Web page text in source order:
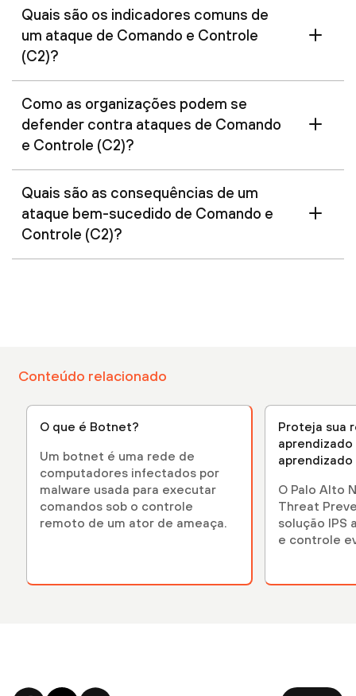
Quais são os indicadores comuns de
um ataque de Comando e Controle
(C2)?
Como as organizações podem se
defender contra ataques de Comando
e Controle (C2)?
Quais são as consequências de um
ataque bem-sucedido de Comando e
Controle (C2)?
Conteúdo relacionado
O que é Botnet?
Um botnet é uma rede de
computadores infectados por
malware usada para executar
comandos sob o controle
remoto de um ator de ameaça.
Proteja sua
O Palo Alto
Threat
solução IPS
e controle